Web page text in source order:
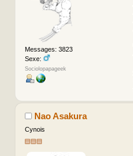
Messages: 3823
Sexe:
Sociolopapageek
Nao Asakura
Cynois